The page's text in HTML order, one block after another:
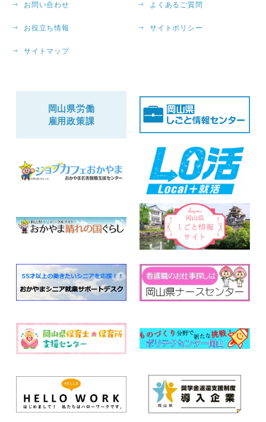
お問い合わせ よくあるご質問
お役立ち情報 サイトポリシー
サイトマップ
岡山県労働
雇用政策課